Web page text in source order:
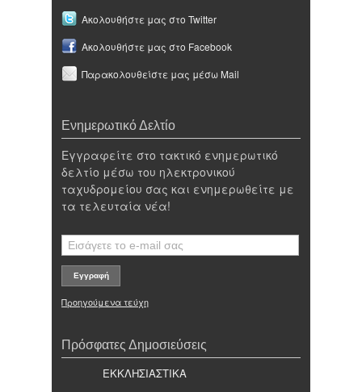
Ακολουθήστε μας στο Twitter
Ακολουθήστε μας στο Facebook
Παρακολουθείστε μας μέσω Mail
Ενημερωτικό Δελτίο
Εγγραφείτε στο τακτικό ενημερωτικό
δελτίο μέσω του ηλεκτρονικού
ταχυδρομείου σας και ενημερωθείτε με
τα τελευταία νέα!
Προηγούμενα τεύχη
Πρόσφατες Δημοσιεύσεις
ΕΚΚΛΗΣΙΑΣΤΙΚΑ